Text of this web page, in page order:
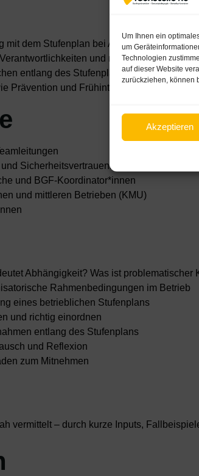
Um Ihnen ein
um
Technologien
auf dieser Website
zurückziehen, können
Akzeptieren
mit dem Stufenplan bei Abhängigkeit und
und nächste Schritte
entlang des Stufenplans
Prävention und Frühintervention im Betrieb
Sicherheitsvertrauenspersonen
und BGF-Koordinator*innen
und mittleren Betrieben (KMU)
Abhängigkeit? Was ist problematischer
Rahmenbedingungen im Betrieb
eines betrieblichen Stufenplans
und richtig einordnen
entlang des Stufenplans
und Reflexion
zum Mitnehmen
vermittelt – durch kurze Inputs,